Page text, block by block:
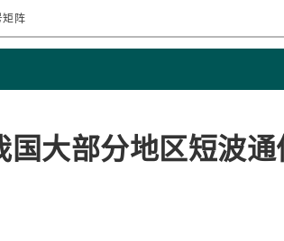
矩阵
国大部分地区短波